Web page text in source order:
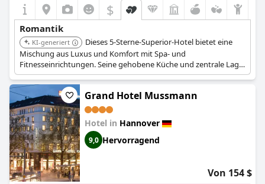
$
Romantik
KI-generiert
Dieses 5-Sterne-Superior-Hotel bietet eine
Mischung aus Luxus und Komfort mit Spa- und
Fitnesseinrichtungen. Seine gehobene Küche und zentrale Lage
nahe der Staatsoper Hannover machen es ideal für einen
romantischen Kurzurlaub. Das Hotel verfügt zudem über
elegante Zimmer mit kostenlosem WLAN und ein
Gourmetrestaurant.
Grand Hotel Mussmann
Hotel in Hannover
9,0 Hervorragend
Von 154 $